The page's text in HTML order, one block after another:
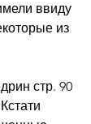
ввиду
из
стр. 90